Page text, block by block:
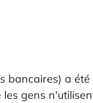
bancaires) a
gens